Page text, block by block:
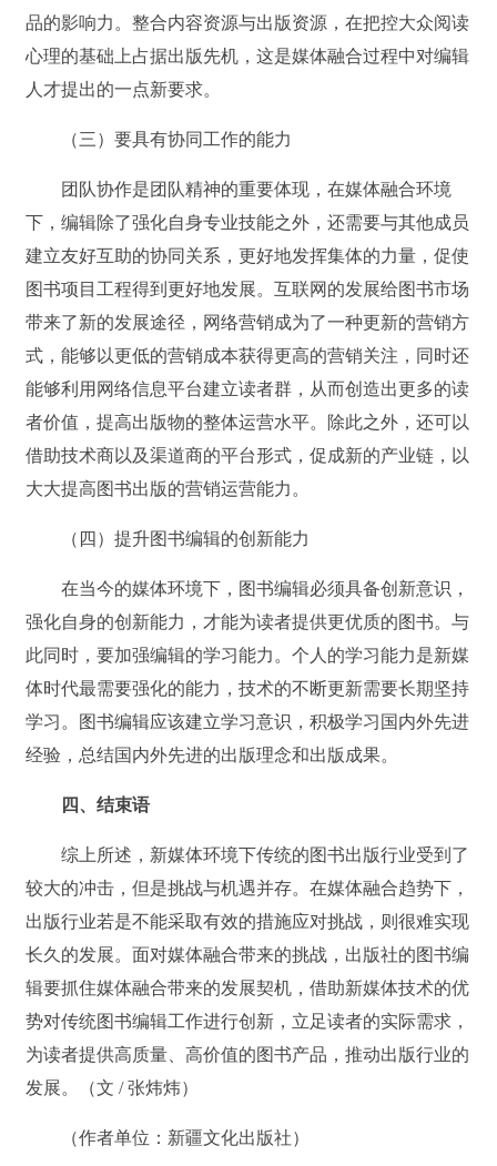
品的影响力。整合内容资源与出版资源，在把控大众阅读
心理的基础上占据出版先机，这是媒体融合过程中对编辑
人才提出的一点新要求。
（三）要具有协同工作的能力
团队协作是团队精神的重要体现，在媒体融合环境
下，编辑除了强化自身专业技能之外，还需要与其他成员
建立友好互助的协同关系，更好地发挥集体的力量，促使
图书项目工程得到更好地发展。互联网的发展给图书市场
带来了新的发展途径，网络营销成为了一种更新的营销方
式，能够以更低的营销成本获得更高的营销关注，同时还
能够利用网络信息平台建立读者群，从而创造出更多的读
者价值，提高出版物的整体运营水平。除此之外，还可以
借助技术商以及渠道商的平台形式，促成新的产业链，以
大大提高图书出版的营销运营能力。
（四）提升图书编辑的创新能力
在当今的媒体环境下，图书编辑必须具备创新意识，
强化自身的创新能力，才能为读者提供更优质的图书。与
此同时，要加强编辑的学习能力。个人的学习能力是新媒
体时代最需要强化的能力，技术的不断更新需要长期坚持
学习。图书编辑应该建立学习意识，积极学习国内外先进
经验，总结国内外先进的出版理念和出版成果。
四、结束语
综上所述，新媒体环境下传统的图书出版行业受到了
较大的冲击，但是挑战与机遇并存。在媒体融合趋势下，
出版行业若是不能采取有效的措施应对挑战，则很难实现
长久的发展。面对媒体融合带来的挑战，出版社的图书编
辑要抓住媒体融合带来的发展契机，借助新媒体技术的优
势对传统图书编辑工作进行创新，立足读者的实际需求，
为读者提供高质量、高价值的图书产品，推动出版行业的
发展。（文 / 张炜炜）
（作者单位：新疆文化出版社）